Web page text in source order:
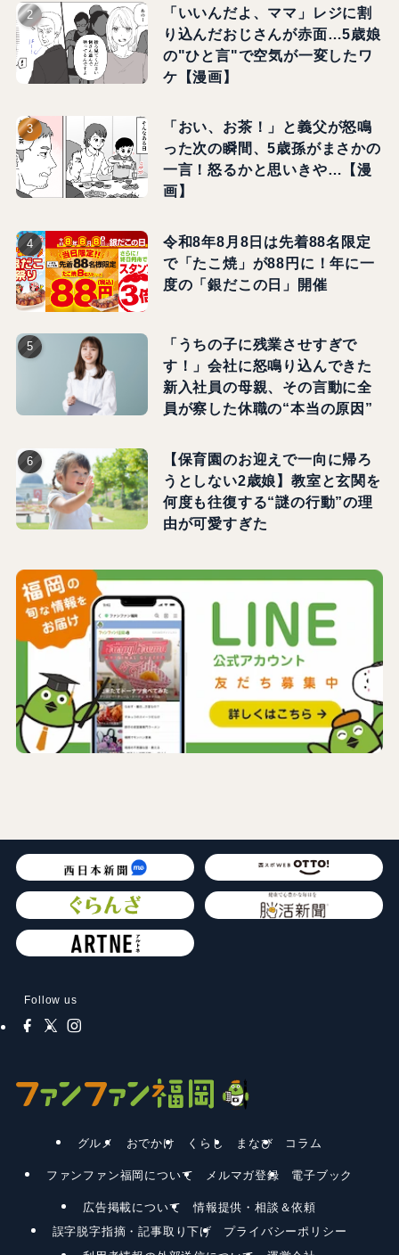
「いいんだよ、ママ」レジに割
り込んだおじさんが赤面…5歳娘
の"ひと言"で空気が一変したワ
ケ【漫画】
「おい、お茶！」と義父が怒鳴
った次の瞬間、5歳孫がまさかの
一言！怒るかと思いきや…【漫
画】
令和8年8月8日は先着88名限定
で「たこ焼」が88円に！年に一
度の「銀だこの日」開催
「うちの子に残業させすぎで
す！」会社に怒鳴り込んできた
新入社員の母親、その言動に全
員が察した休職の“本当の原因”
【保育園のお迎えで一向に帰ろ
うとしない2歳娘】教室と玄関を
何度も往復する“謎の行動”の理
由が可愛すぎた
Follow us
グルメ おでかけ くらし まなび コラム
ファンファン福岡について メルマガ登録 電子ブック
広告掲載について
情報提供・相談＆依頼
誤字脱字指摘・記事取り下げ
プライバシーポリシー